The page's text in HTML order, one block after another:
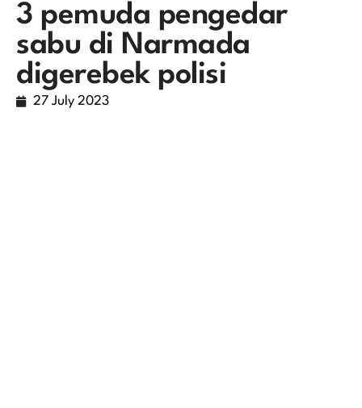
3 pemuda pengedar
sabu di Narmada
digerebek polisi
27 July 2023